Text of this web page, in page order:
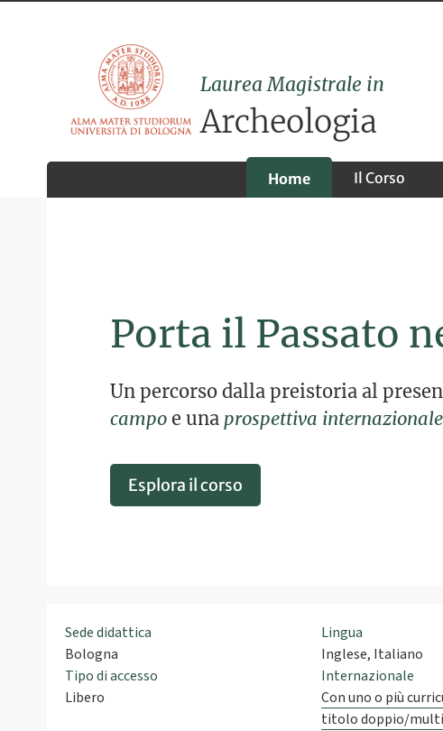
Laurea Magistrale in
Archeologia
Home Il Corso
Porta il Passato
Un percorso dalla preistoria al
campo e una prospettiva internazionale
Esplora il corso
Sede didattica
Bologna
Lingua
Inglese, Italiano
Tipo di accesso
Libero
Internazionale
Con uno o più
titolo doppio/